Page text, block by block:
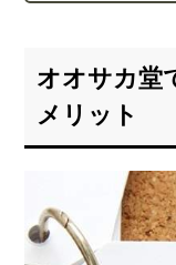
AGA
クリ
ニッ
クを
4.1.
AGA
オオサカ堂
メリット